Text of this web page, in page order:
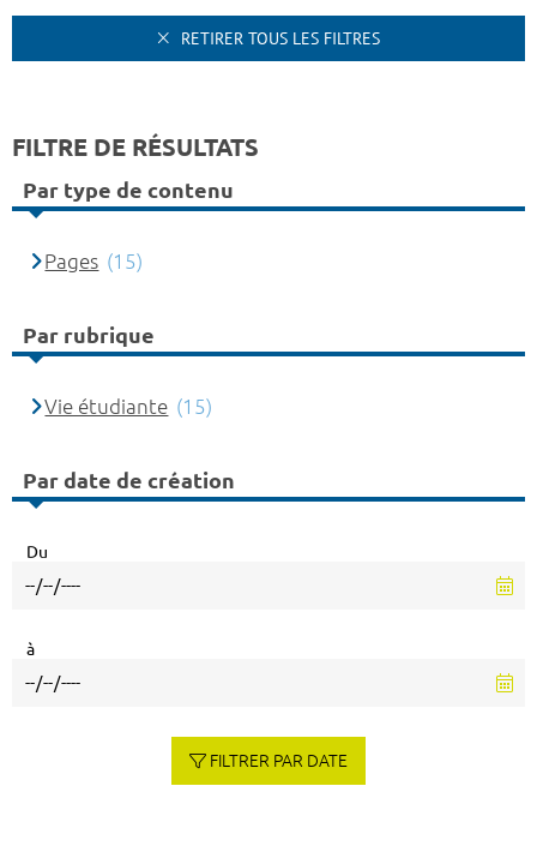
RETIRER TOUS LES FILTRES
FILTRE DE RÉSULTATS
Par type de contenu
Pages (15)
Par rubrique
Vie étudiante (15)
Par date de création
Du
à
FILTRER PAR DATE